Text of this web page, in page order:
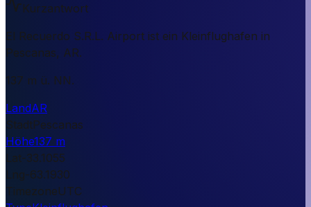
Kurzantwort
El Recuerdo S.R.L. Airport ist ein Kleinflughafen in
Pescanas, AR.
137 m ü. NN.
LandAR
StadtPescanas
Höhe137 m
Lat-33.1055
Lng-63.1930
TimezoneUTC